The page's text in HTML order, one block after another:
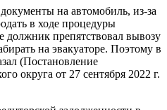
на автомобиль, из-за
в ходе процедуры
должник препятствовал вывозу
на эвакуаторе. Поэтому в
(Постановление
округа от 27 сентября 2022 г.